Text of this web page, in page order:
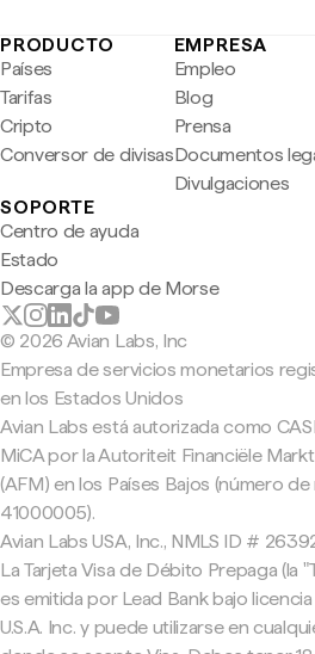
PRODUCTO
Países
Tarifas
Cripto
Conversor de divisas
EMPRESA
Empleo
Blog
Prensa
Documentos
Divulgaciones
SOPORTE
Centro de ayuda
Estado
Descarga la app de Morse
© 2026 Avian Labs, Inc
Empresa de servicios monetarios
en los Estados Unidos
Avian Labs está autorizada como
MiCA por la Autoriteit Financiële
(AFM) en los Países Bajos (número
41000005).
Avian Labs USA, Inc., NMLS ID #
La Tarjeta Visa de Débito Prepaga (la
es emitida por Lead Bank bajo
U.S.A. Inc. y puede utilizarse en